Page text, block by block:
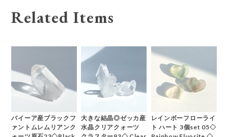
Related Items
バイーア産ブラックフ
ァントムレムリアンク
大きな結晶◎ゼッカ産
水晶クリアクォーツ
レインボーフローライ
ト ハート 3個set 05◇